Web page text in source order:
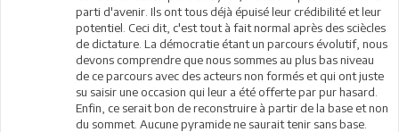
parti d'avenir. Ils ont tous déjà épuisé leur crédibilité et leur
potentiel. Ceci dit, c'est tout à fait normal après des sciècles
de dictature. La démocratie étant un parcours évolutif, nous
devons comprendre que nous sommes au plus bas niveau
de ce parcours avec des acteurs non formés et qui ont juste
su saisir une occasion qui leur a été offerte par pur hasard.
Enfin, ce serait bon de reconstruire à partir de la base et non
du sommet. Aucune pyramide ne saurait tenir sans base.